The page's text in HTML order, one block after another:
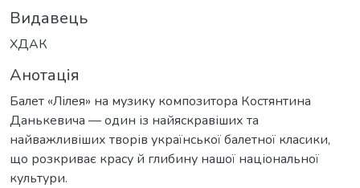
Видавець
ХДАК
Анотація
Балет «Лілея» на музику композитора Костянтина
Данькевича — один із найяскравіших та
найважливіших творів української балетної класики,
що розкриває красу й глибину нашої національної
культури.